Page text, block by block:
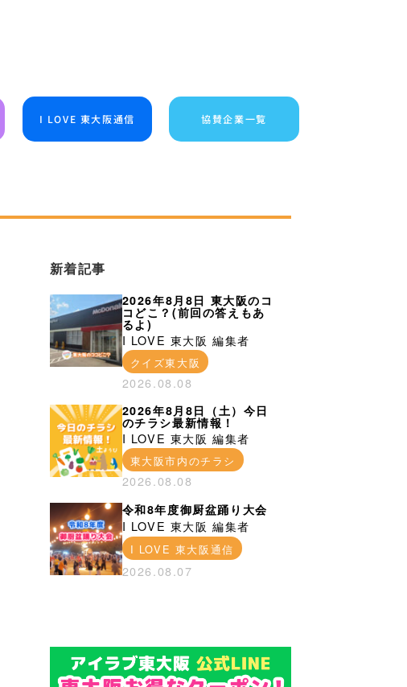
I LOVE 東大阪通信 協賛企業一覧
新着記事
2026年8月8日 東大阪のコ
コどこ？(前回の答えもあ
るよ)
I LOVE 東大阪 編集者
クイズ東大阪
2026.08.08
2026年8月8日（土）今日
のチラシ最新情報！
I LOVE 東大阪 編集者
東大阪市内のチラシ
2026.08.08
令和8年度御厨盆踊り大会
I LOVE 東大阪 編集者
I LOVE 東大阪通信
2026.08.07